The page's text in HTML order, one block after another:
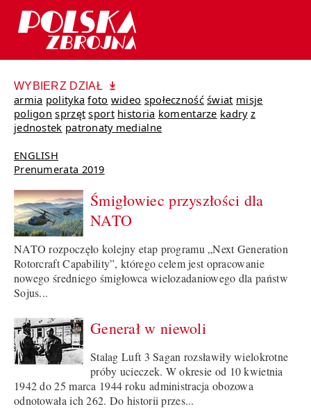
WYBIERZ DZIAŁ
armia polityka foto wideo społeczność świat misje
poligon sprzęt sport historia komentarze kadry z
jednostek patronaty medialne
ENGLISH
Prenumerata 2019
Śmigłowiec przyszłości dla
NATO
NATO rozpoczęło kolejny etap programu „Next Generation
Rotorcraft Capability”, którego celem jest opracowanie
nowego średniego śmigłowca wielozadaniowego dla państw
Sojus...
Generał w niewoli
Stalag Luft 3 Sagan rozsławiły wielokrotne
próby ucieczek. W okresie od 10 kwietnia
1942 do 25 marca 1944 roku administracja obozowa
odnotowała ich 262. Do historii przes...